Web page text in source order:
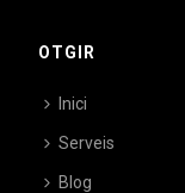
OTGIR
Inici
Serveis
Blog